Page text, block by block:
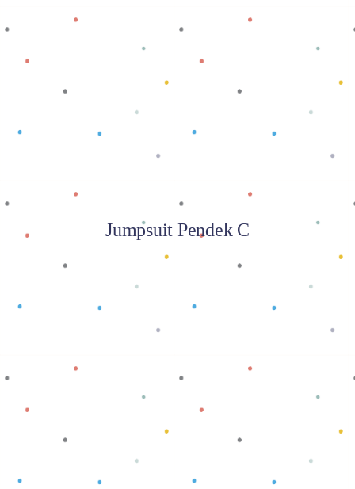
Baca selengkapnya
Jumpsuit Pendek C
Baca selengkapnya